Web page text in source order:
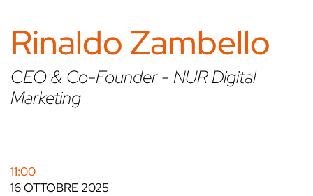
Rinaldo Zambello
CEO & Co-Founder - NUR Digital
Marketing
11:00
16 OTTOBRE 2025